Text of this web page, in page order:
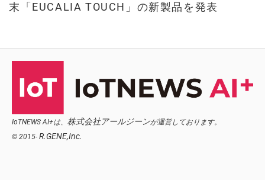
末「EUCALIA TOUCH」の新製品を発表
IoTNEWS AI+は、 株式会社アールジーンが運営しております。
© 2015- R.GENE,Inc.